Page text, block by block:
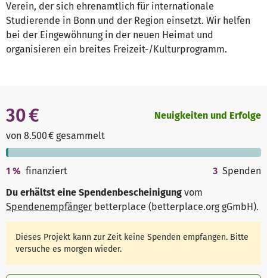
Verein, der sich ehrenamtlich für internationale
Studierende in Bonn und der Region einsetzt. Wir helfen
bei der Eingewöhnung in der neuen Heimat und
organisieren ein breites Freizeit-/Kulturprogramm.
30 €
von 8.500 € gesammelt
Neuigkeiten und Erfolge
1 % finanziert 3 Spenden
Du erhältst eine Spendenbescheinigung vom
Spendenempfänger betterplace (betterplace.org gGmbH).
Dieses Projekt kann zur Zeit keine Spenden empfangen. Bitte
versuche es morgen wieder.